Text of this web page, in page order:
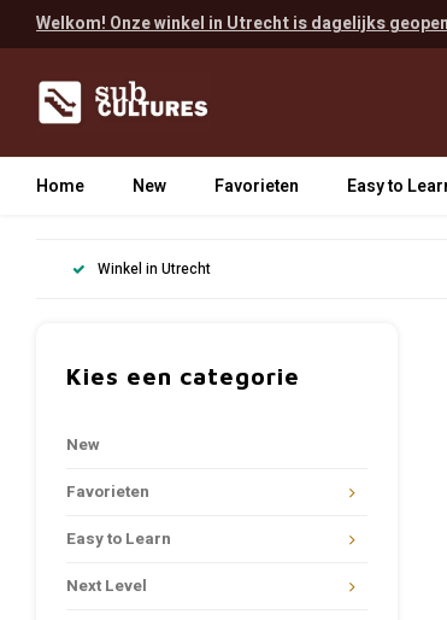
Welkom! Onze winkel in Utrecht is dagelijks
Home New Favorieten Easy to
Winkel in Utrecht
Kies een categorie
New
Favorieten
Easy to Learn
Next Level